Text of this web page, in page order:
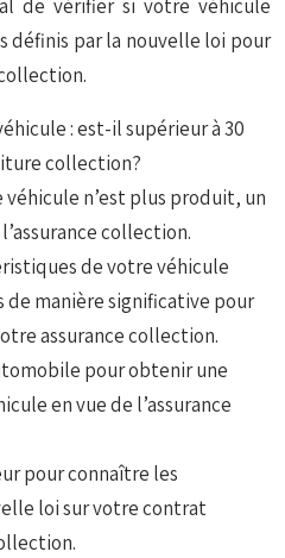
de vérifier si votre véhicule
définis par la nouvelle loi pour
: est-il supérieur à 30
collection?
véhicule n’est plus produit, un
collection.
de votre véhicule
de manière significative pour
assurance collection.
pour obtenir une
en vue de l’assurance
pour connaître les
loi sur votre contrat